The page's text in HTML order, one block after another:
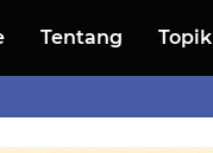
Tentang Topik